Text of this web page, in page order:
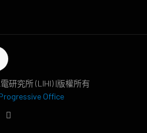
研究所 (LIHI) |版權所有
Office